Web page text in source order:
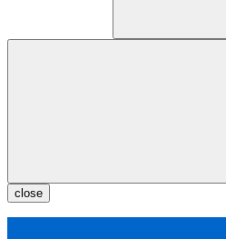
close